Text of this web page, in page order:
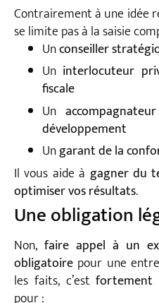
Contrairement à une idée
se limite pas à la saisie
Unconseiller
Un interlocuteur
fiscale
Un
développement
Ungarant de la
Il vous aide à gagner du
optimiser vos résultats.
Une obligation
Non, faire appel à un
obligatoire pour une
les faits, c’estfortement
pour :